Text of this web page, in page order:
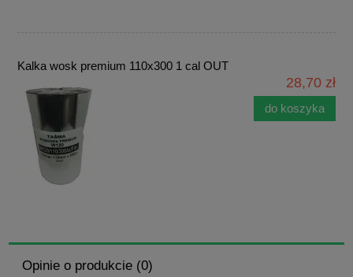
Kalka wosk premium 110x300 1 cal OUT
28,70 zł
do koszyka
Opinie o produkcie (0)